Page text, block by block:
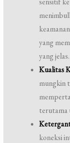
yang
yang jelas.
Kualitas
mungkin
terutama
koneksi